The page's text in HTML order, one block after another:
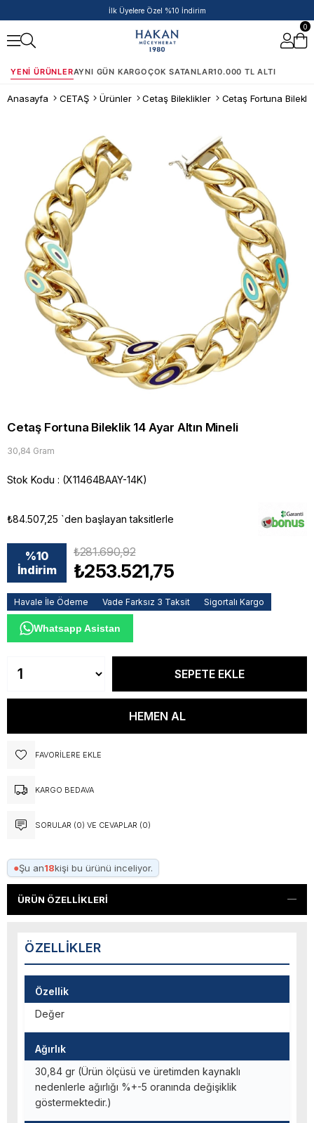
50.000 TL ve Üzeri Siparişlere Ek %5 İndirim Fırsatı!
0
YENI ÜRÜNLERAYNI GÜN KARGOÇOK SATANLAR10.000 TL ALTI
Anasayfa CETAŞ Ürünler Cetaş Bileklikler Cetaş Fortuna
Cetaş Fortuna Bileklik 14 Ayar Altın Mineli
30,84 Gram
Stok Kodu (X11464BAAY-14K)
₺84.507,25 `den başlayan taksitlerle
%10
İndirim
₺281.690,92
₺253.521,75
Havale İle Ödeme Vade Farksız 3 Taksit Sigortalı Kargo
Whatsapp Asistan
FAVORILERE EKLE
KARGO BEDAVA
SORULAR (0) VE CEVAPLAR (0)
●Şu an18kişi bu ürünü inceliyor.
ÜRÜN ÖZELLIKLERI
ÖZELLIKLER
Özellik
Değer
Ağırlık
30,84 gr (Ürün ölçüsü ve üretimden kaynaklı
nedenlerle ağırlığı %+-5 oranında değişiklik
göstermektedir.)